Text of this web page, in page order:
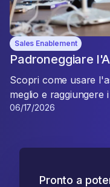
Sales Enablement
Padroneggiare
Scopri come usare
meglio e raggiungere
06/17/2026
Pronto a